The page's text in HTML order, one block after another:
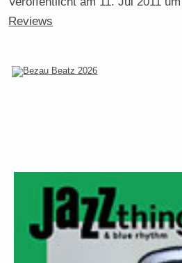
Reviews